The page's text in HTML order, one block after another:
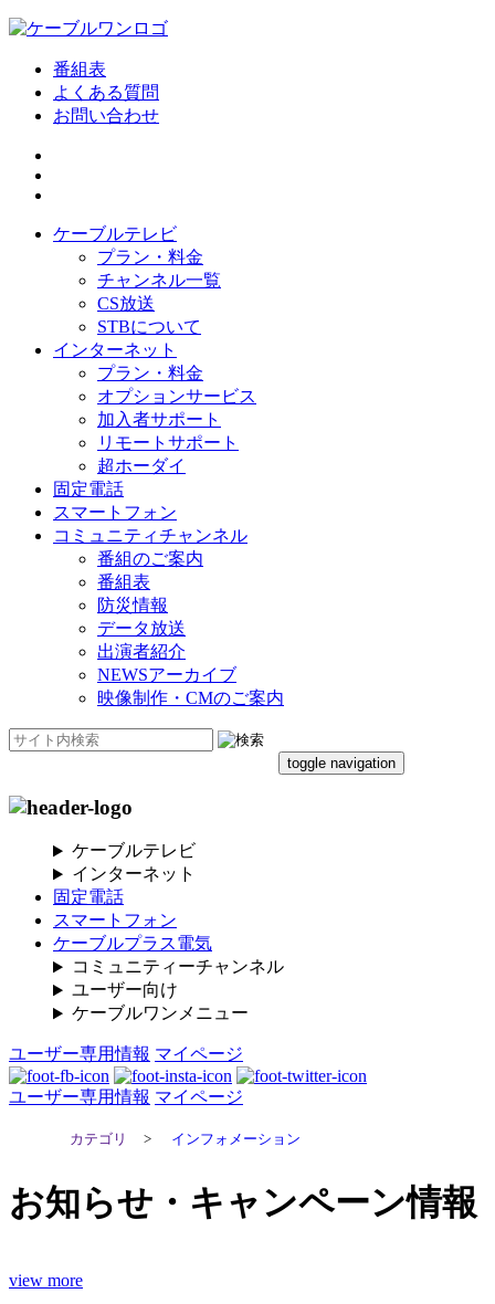
番組表
よくある質問
お問い合わせ
ケーブルテレビ
プラン・料金
チャンネル一覧
CS放送
STBについて
インターネット
プラン・料金
オプションサービス
加入者サポート
リモートサポート
超ホーダイ
固定電話
スマートフォン
コミュニティチャンネル
番組のご案内
番組表
防災情報
データ放送
出演者紹介
NEWSアーカイブ
映像制作・CMのご案内
toggle navigation
ケーブルテレビ
インターネット
固定電話
スマートフォン
ケーブルプラス電気
コミュニティーチャンネル
ユーザー向け
ケーブルワンメニュー
ユーザー専用情報 マイページ
ユーザー専用情報 マイページ
カテゴリ > インフォメーション
お知らせ・キャンペーン情報
view more